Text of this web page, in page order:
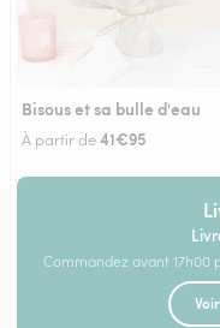
Bisous et sa bulle d'eau
À partir de41€95
Commandez avant 17h00